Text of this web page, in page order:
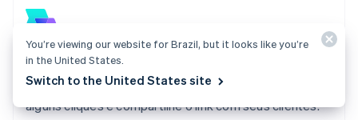
Payment Links
Crie uma página de pagamentos completa com apenas
alguns cliques e compartilhe o link com seus clientes.
México
Español
Noruega
Nova Zelândia
You’re viewing our website for Brazil, but it looks like you’re
in the United States.
Switch to the United States site